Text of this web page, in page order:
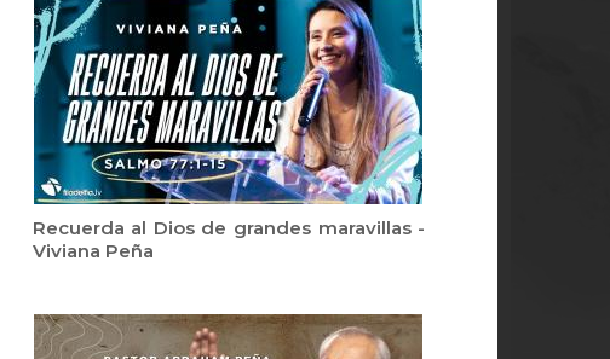
Recuerda al Dios de grandes maravillas -
Viviana Peña